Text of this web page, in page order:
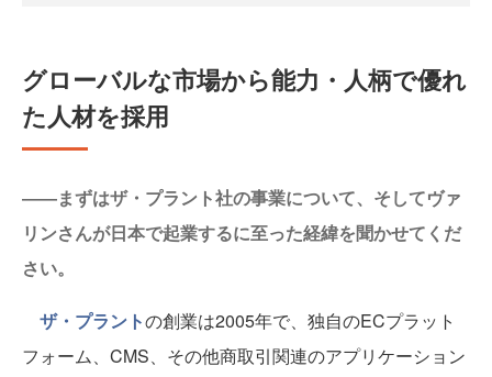
グローバルな市場から能力・人柄で優れ
た人材を採用
――まずはザ・プラント社の事業について、そしてヴァ
リンさんが日本で起業するに至った経緯を聞かせてくだ
さい。
ザ・プラントの創業は2005年で、独自のECプラット
フォーム、CMS、その他商取引関連のアプリケーション